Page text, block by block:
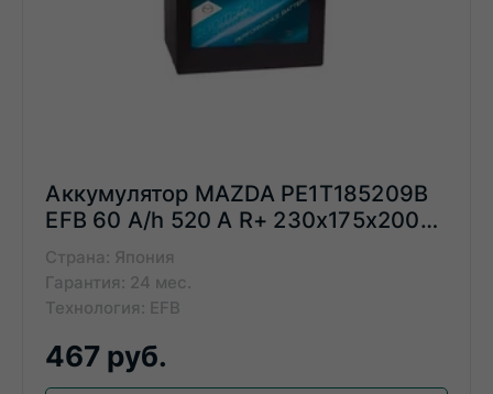
Аккумулятор MAZDA PE1T185209B
EFB 60 A/h 520 A R+ 230x175x200
мм
Страна: Япония
Гарантия: 24 мес.
Технология: EFB
467 руб.